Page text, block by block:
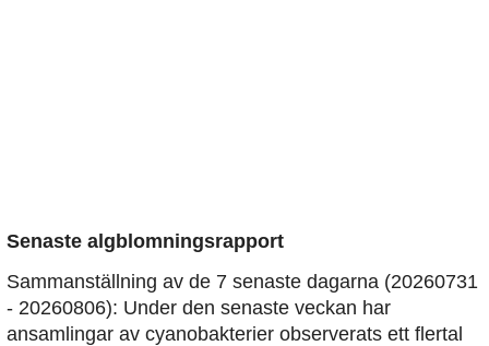
Senaste algblomningsrapport
Sammanställning av de 7 senaste dagarna (20260731
- 20260806): Under den senaste veckan har
ansamlingar av cyanobakterier observerats ett flertal